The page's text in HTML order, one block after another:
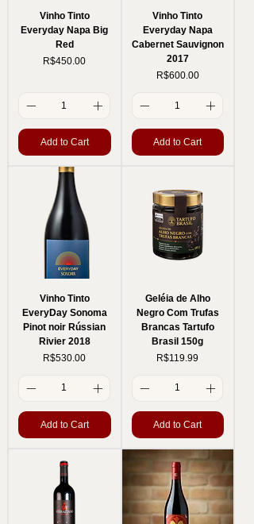
Vinho Tinto
Everyday Napa Big
Red
Price
R$450.00
Add to Cart
Vinho Tinto
Everyday Napa
Cabernet Sauvignon
2017
Price
R$600.00
Add to Cart
Vinho Tinto
EveryDay Sonoma
Pinot noir Rússian
Rivier 2018
Price
R$530.00
Add to Cart
Geléia de Alho
Negro Com Trufas
Brancas Tartufo
Brasil 150g
Price
R$119.99
Add to Cart